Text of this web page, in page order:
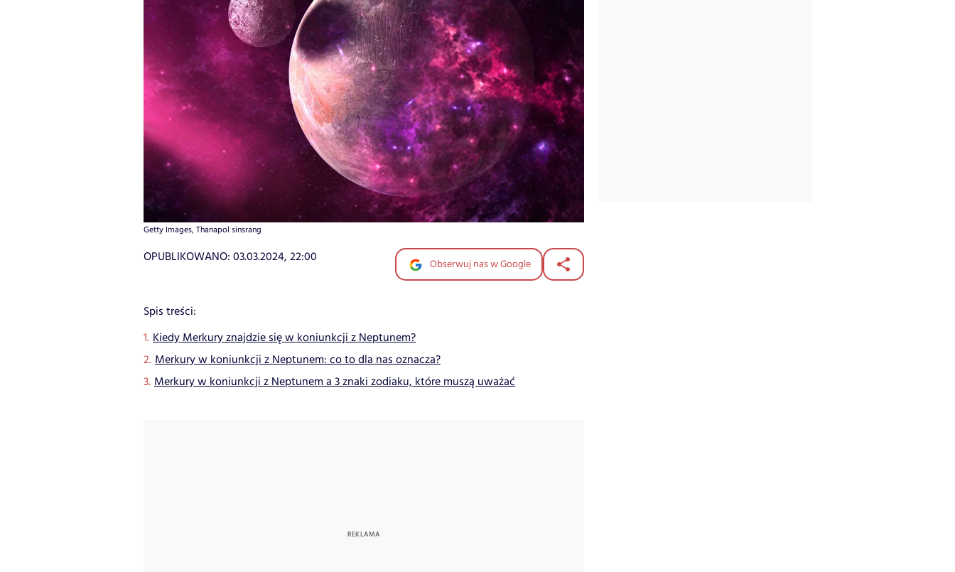
Getty Images, Thanapol sinsrang
OPUBLIKOWANO: 03.03.2024, 22:00 Obserwuj nas w Google
Spis treści:
Kiedy Merkury znajdzie się w koniunkcji z Neptunem?
Merkury w koniunkcji z Neptunem: co to dla nas oznacza?
Merkury w koniunkcji z Neptunem a 3 znaki zodiaku, które muszą uważać